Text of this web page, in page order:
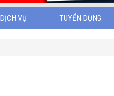
DỊCH VỤ TUYỂN DỤNG